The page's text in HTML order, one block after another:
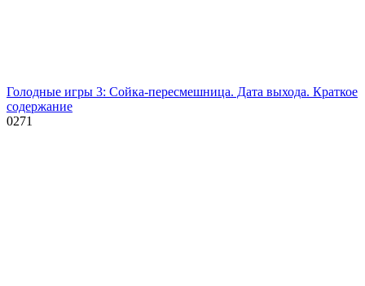
Голодные игры 3: Сойка-пересмешница. Дата выхода. Краткое
содержание
0271